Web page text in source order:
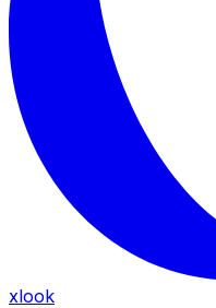
xlook